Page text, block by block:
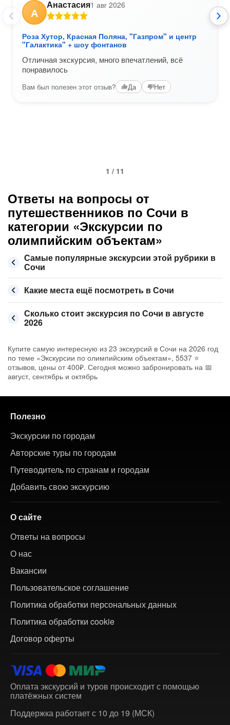
А
Анастасия1 авг 2026
Роза Хутор, Красная Поляна, "Газпром" и центр
"Галактика" + шоу фонтанов
Отличная экскурсия, много впечатлений, всё
понравилось
Вам был полезен этот отзыв? Да Нет
1 / 11
Ответы на вопросы от
путешественников по Сочи в
категории «Экскурсии по
олимпийским объектам»
Самые популярные экскурсии этой рубрики в
Сочи
Какие места ещё посмотреть в Сочи
Сколько стоит экскурсия по Сочи в августе
2026
Купите самую интересную из 23 экскурсий в Сочи на 2026 год
по теме «Экскурсии по олимпийским объектам», 5537 ⭐
отзывов, цены от 400₽. Сегодня можно забронировать на 📅
август, сентябрь и октябрь
Полезно
Экскурсии по городам
Авторские туры по городам
Путеводитель по странам и городам
Добавить свою экскурсию
О сайте
Ответы на вопросы
О нас
Вакансии
Пользовательское соглашение
Политика обработки персональных данных
Политика обработки cookie
Договор оферты
Оплата экскурсий и туров происходит с помощью
платёжных систем
Поддержка работает с 10 до 19 (МСК)